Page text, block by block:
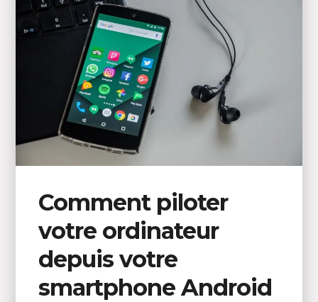
Comment piloter
votre ordinateur
depuis votre
smartphone Android